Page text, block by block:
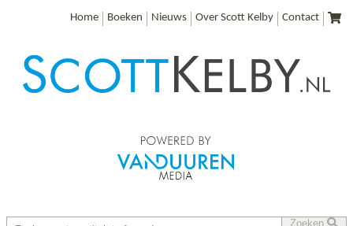
Home Boeken Nieuws Over Scott Kelby Contact
Zoeken